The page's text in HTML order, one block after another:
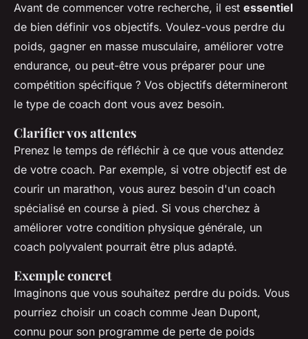
Avant de commencer votre recherche, il est essentiel
de bien définir vos objectifs. Voulez-vous perdre du
poids, gagner en masse musculaire, améliorer votre
endurance, ou peut-être vous préparer pour une
compétition spécifique ? Vos objectifs détermineront
le type de coach dont vous avez besoin.
Clarifier vos attentes
Prenez le temps de réfléchir à ce que vous attendez
de votre coach. Par exemple, si votre objectif est de
courir un marathon, vous aurez besoin d'un coach
spécialisé en course à pied. Si vous cherchez à
améliorer votre condition physique générale, un
coach polyvalent pourrait être plus adapté.
Exemple concret
Imaginons que vous souhaitez perdre du poids. Vous
pourriez choisir un coach comme Jean Dupont,
connu pour son programme de perte de poids